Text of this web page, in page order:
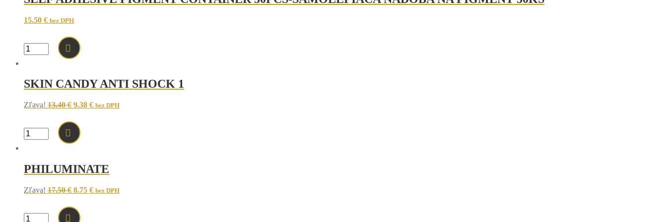
15.50 € bez DPH
množstvo
SELF
CONTAINER
50PCS-
SAMOLEPIACA
NÁDOBA
PIGMENT
50KS
SKIN CANDY ANTI SHOCK 1
Zľava! 13.40€ Original
was:
13.40 €.
9.38 €Current
bez DPH
množstvo
SKIN
SHOCK
1
PHILUMINATE
Zľava! 17.50€ Original
was:
17.50 €.
8.75 €Current
bez DPH
množstvo